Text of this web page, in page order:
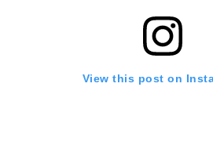
View this post on